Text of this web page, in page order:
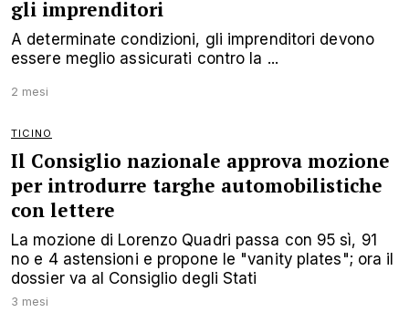
gli imprenditori
A determinate condizioni, gli imprenditori devono
essere meglio assicurati contro la ...
2 mesi
TICINO
Il Consiglio nazionale approva mozione
per introdurre targhe automobilistiche
con lettere
La mozione di Lorenzo Quadri passa con 95 sì, 91
no e 4 astensioni e propone le "vanity plates"; ora il
dossier va al Consiglio degli Stati
3 mesi